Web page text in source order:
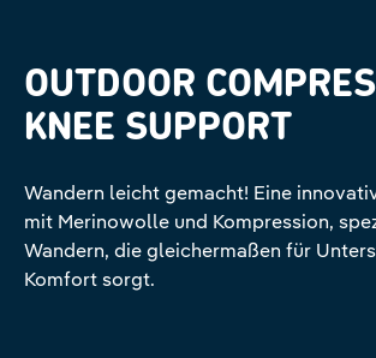
OUTDOOR
KNEE SUPPORT
Wandern leicht gemacht! Eine
mit Merinowolle und Kompression,
Wandern, die gleichermaßen für
Komfort sorgt.